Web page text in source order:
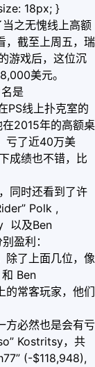
18px; }
之无愧线上高额
，截至上周五，瑞
游戏后，这位沉
美元。
是
PS线上扑克室的
2015年的高额桌
亏了近40万美
成绩也不错，比
同时还看到了许
Polk ,
以及Ben
盈利：
了上面几位，像
Ben
的常客玩家，他们
方必然也是会有亏
Kostritsy，共
(-$118,948),